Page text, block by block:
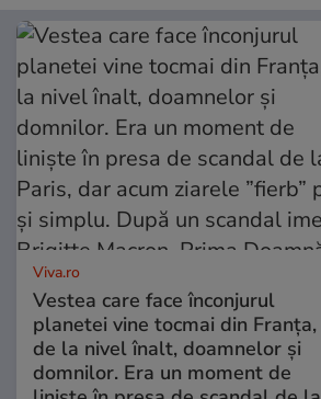
Viva.ro
Vestea care face înconjurul
planetei vine tocmai din Franța,
de la nivel înalt, doamnelor și
domnilor. Era un moment de